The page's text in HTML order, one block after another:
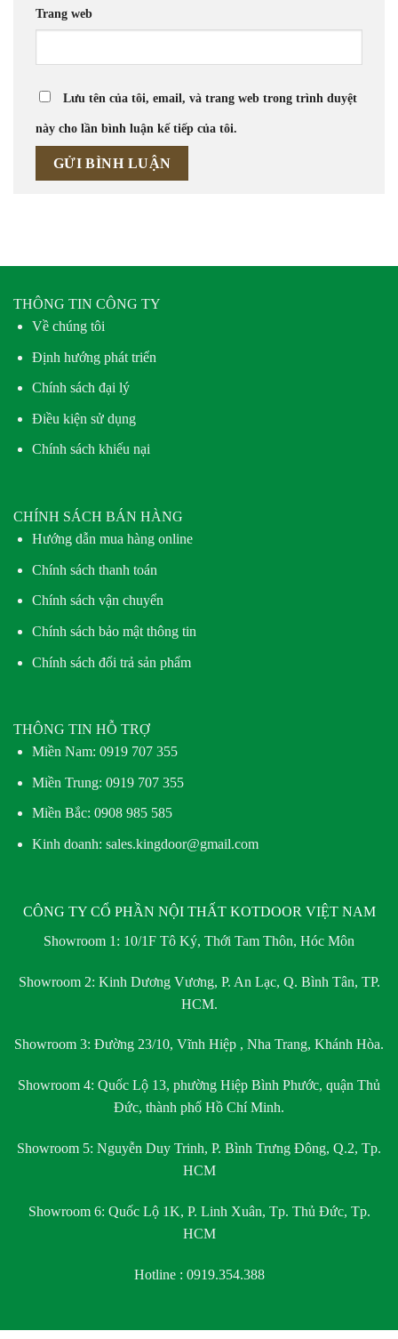
Trang web
Lưu tên của tôi, email, và trang web trong trình duyệt
này cho lần bình luận kế tiếp của tôi.
THÔNG TIN CÔNG TY
Về chúng tôi
Định hướng phát triển
Chính sách đại lý
Điều kiện sử dụng
Chính sách khiếu nại
CHÍNH SÁCH BÁN HÀNG
Hướng dẫn mua hàng online
Chính sách thanh toán
Chính sách vận chuyển
Chính sách bảo mật thông tin
Chính sách đổi trả sản phẩm
THÔNG TIN HỖ TRỢ
Miền Nam: 0919 707 355
Miền Trung: 0919 707 355
Miền Bắc: 0908 985 585
Kinh doanh: sales.kingdoor@gmail.com
CÔNG TY CỔ PHẦN NỘI THẤT KOTDOOR VIỆT NAM
Showroom 1: 10/1F Tô Ký, Thới Tam Thôn, Hóc Môn
Showroom 2: Kinh Dương Vương, P. An Lạc, Q. Bình Tân, TP.
HCM.
Showroom 3: Đường 23/10, Vĩnh Hiệp , Nha Trang, Khánh Hòa.
Showroom 4: Quốc Lộ 13, phường Hiệp Bình Phước, quận Thủ
Đức, thành phố Hồ Chí Minh.
Showroom 5: Nguyễn Duy Trinh, P. Bình Trưng Đông, Q.2, Tp.
HCM
Showroom 6: Quốc Lộ 1K, P. Linh Xuân, Tp. Thủ Đức, Tp.
HCM
Hotline : 0919.354.388